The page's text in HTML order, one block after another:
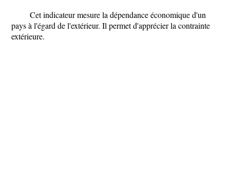
Cet indicateur mesure la dépendance économique d'un
pays à l'égard de l'extérieur. Il permet d'apprécier la contrainte
extérieure.